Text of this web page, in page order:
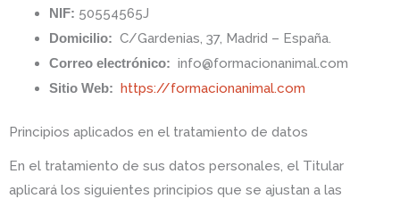
NIF: 50554565J
Domicilio: C/Gardenias, 37, Madrid – España.
Correo electrónico: info@formacionanimal.com
Sitio Web: https://formacionanimal.com
Principios aplicados en el tratamiento de datos
En el tratamiento de sus datos personales, el Titular
aplicará los siguientes principios que se ajustan a las